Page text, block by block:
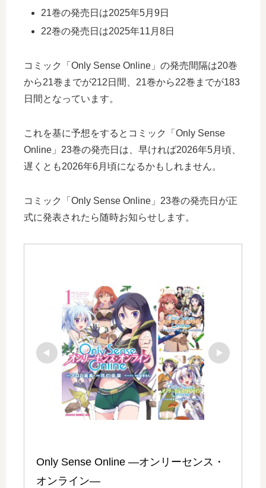
21巻の発売日は2025年5月9日
22巻の発売日は2025年11月8日
コミック「Only Sense Online」の発売間隔は20巻
から21巻までが212日間、21巻から22巻までが183
日間となっています。
これを基に予想をするとコミック「Only Sense
Online」23巻の発売日は、早ければ2026年5月頃、
遅くとも2026年6月頃になるかもしれません。
コミック「Only Sense Online」23巻の発売日が正
式に発表されたら随時お知らせします。
Only Sense Online ―オンリーセンス・
オンライン―